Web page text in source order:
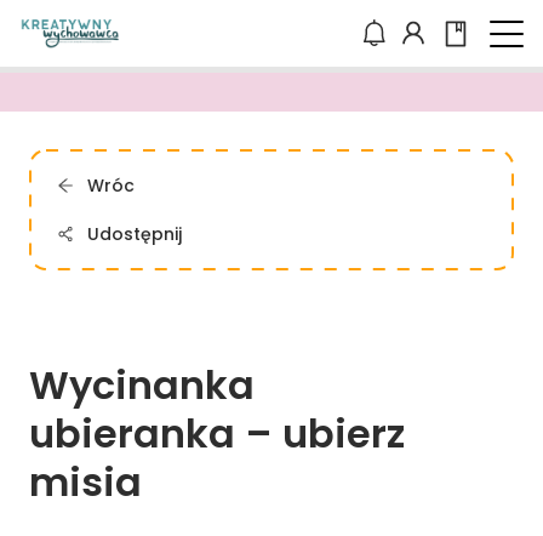
Wróc
Udostępnij
Wycinanka
ubieranka – ubierz
misia